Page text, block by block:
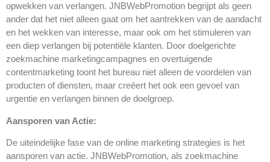
opwekken van verlangen. JNBWebPromotion begrijpt als geen
ander dat het niet alleen gaat om het aantrekken van de aandacht
en het wekken van interesse, maar ook om het stimuleren van
een diep verlangen bij potentiële klanten. Door doelgerichte
zoekmachine marketingcampagnes en overtuigende
contentmarketing toont het bureau niet alleen de voordelen van
producten of diensten, maar creëert het ook een gevoel van
urgentie en verlangen binnen de doelgroep.
Aansporen van Actie:
De uiteindelijke fase van de online marketing strategies is het
aansporen van actie. JNBWebPromotion, als zoekmachine